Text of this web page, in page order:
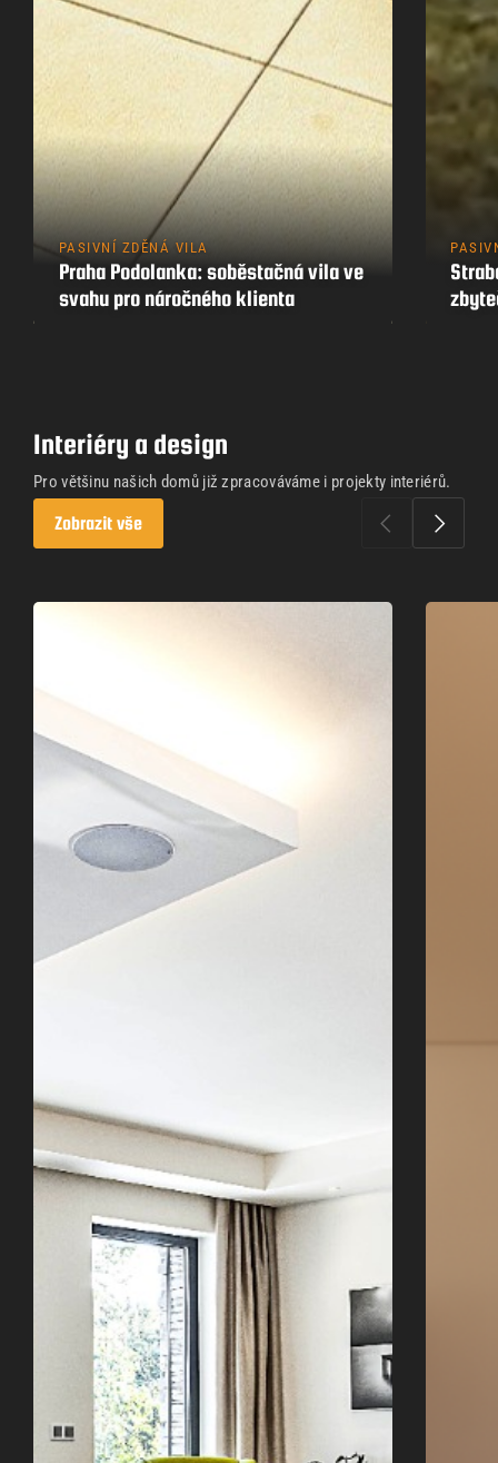
PASIVNÍ ZDĚNÁ VILA
Praha Podolanka: soběstačná vila ve
svahu pro náročného klienta
Interiéry a design
Pro většinu našich domů již zpracováváme i projekty interiérů.
Zobrazit vše